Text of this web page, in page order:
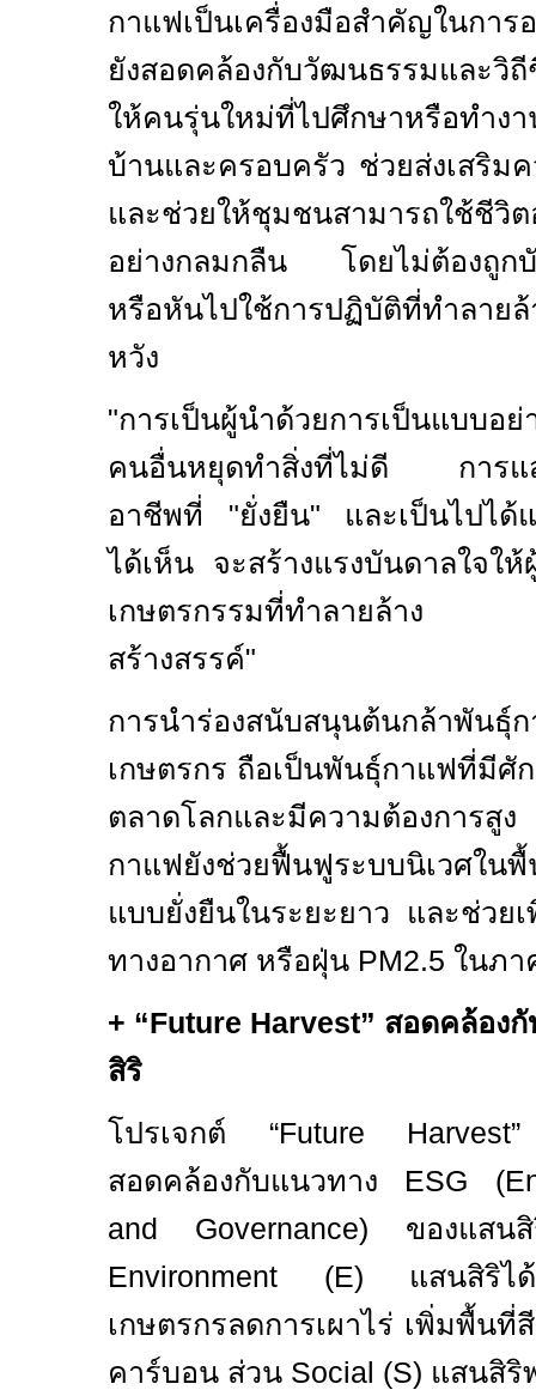
กาแฟเป็นเครื่องมือสำคัญในกา
ยังสอดคล้องกับวัฒนธรรมและวิ
ให้คนรุ่นใหม่ที่ไปศึกษาหรือทำงา
บ้านและครอบครัว ช่วยส่งเสริม
และช่วยให้ชุมชนสามารถใช้ชีวิ
อย่างกลมกลืน โดยไม่ต้องถูกบั
หรือหันไปใช้การปฏิบัติที่ทำลายล้
หวัง
"การเป็นผู้นำด้วยการเป็นแบบ
คนอื่นหยุดทำสิ่งที่ไม่ดี การแส
อาชีพที่ "ยั่งยืน" และเป็นไปได้
ได้เห็น จะสร้างแรงบันดาลใจใ
เกษตรกรรมที่ทำลายล้าง
สร้างสรรค์"
การนำร่องสนับสนุนต้นกล้าพันธุ์
เกษตรกร ถือเป็นพันธุ์กาแฟที่มีศั
ตลาดโลกและมีความต้องการ
กาแฟยังช่วยฟื้นฟูระบบนิเวศในพื้
แบบยั่งยืนในระยะยาว และช่วย
ทางอากาศ หรือฝุ่น PM2.5 ในภ
+ “Future Harvest” สอดคล้อง
สิริ
โปรเจกต์ “Future
สอดคล้องกับแนวทาง ESG
and Governance) ของแสน
Environment (E) แสนสิริไ
เกษตรกรลดการเผาไร่ เพิ่มพื้นที่
คาร์บอน ส่วน Social (S) แสนสิริ